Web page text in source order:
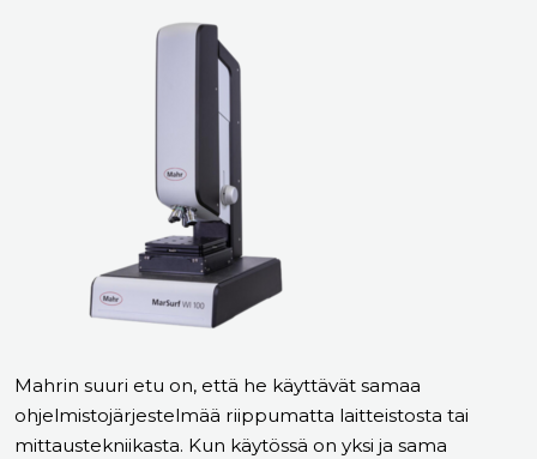
Mahrin suuri etu on, että he käyttävät samaa
ohjelmistojärjestelmää riippumatta laitteistosta tai
mittaustekniikasta. Kun käytössä on yksi ja sama